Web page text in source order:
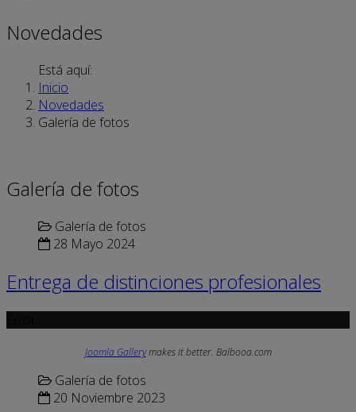
Novedades
Está aquí:
Inicio
Novedades
Galería de fotos
Galería de fotos
Galería de fotos
28 Mayo 2024
Entrega de distinciones profesionales
Joomla Gallerymakes it better. Balbooa.com
Galería de fotos
20 Noviembre 2023